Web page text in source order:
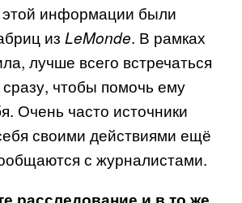
информации были
из LeMonde. В рамках
лучше всего встречаться
чтобы помочь ему
Очень часто источники
своими действиями ещё
с журналистами.